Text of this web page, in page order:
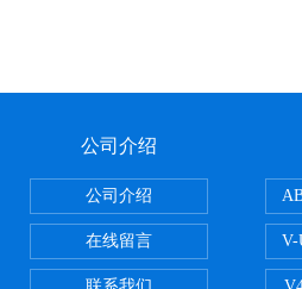
公司介绍
公司介绍
在线留言 V-